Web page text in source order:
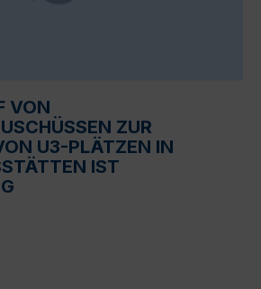
VON
ZUR
U3-PLÄTZEN IN
IST